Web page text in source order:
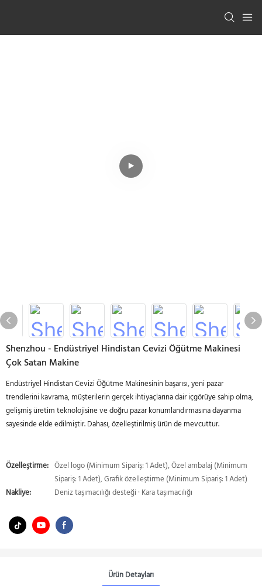
Shenzhou - Endüstriyel Hindistan Cevizi Öğütme Makinesi
Çok Satan Makine
Endüstriyel Hindistan Cevizi Öğütme Makinesinin başarısı, yeni pazar
trendlerini kavrama, müşterilerin gerçek ihtiyaçlarına dair içgörüye sahip olma,
gelişmiş üretim teknolojisine ve doğru pazar konumlandırmasına dayanma
sayesinde elde edilmiştir. Dahası, özelleştirilmiş ürün de mevcuttur.
Özelleştirme: Özel logo (Minimum Sipariş: 1 Adet), Özel ambalaj (Minimum
Sipariş: 1 Adet), Grafik özelleştirme (Minimum Sipariş: 1 Adet)
Nakliye:
Deniz taşımacılığı desteği · Kara taşımacılığı
Ürün Detayları